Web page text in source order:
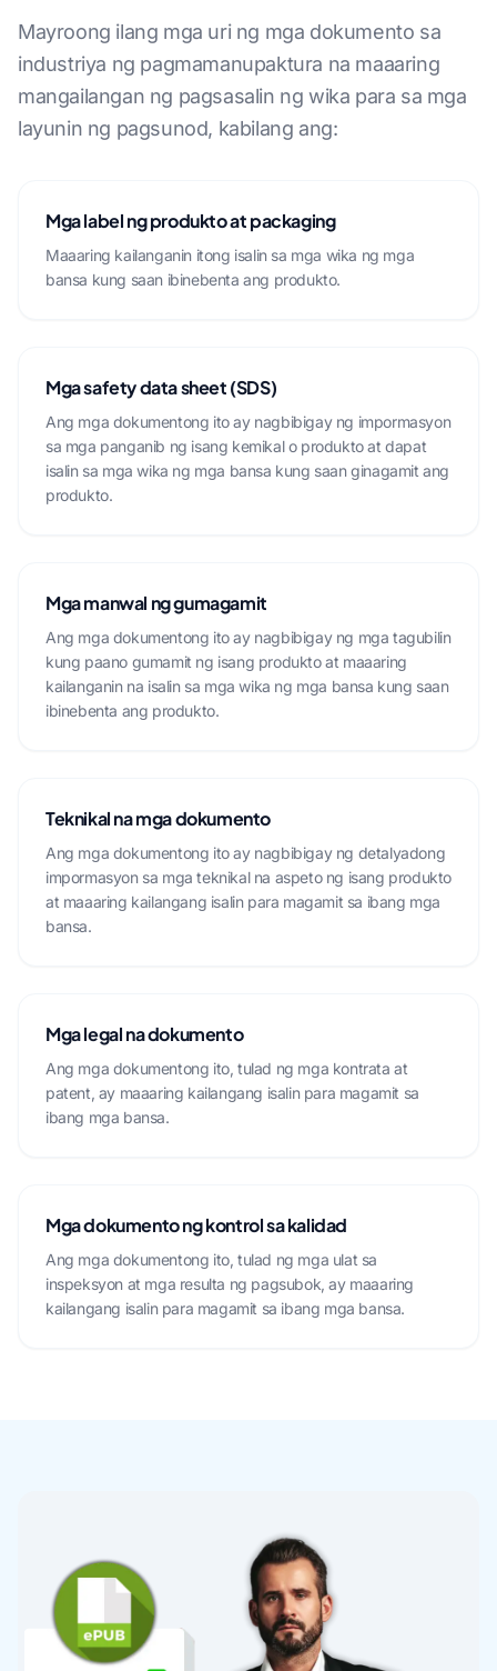
Mayroong ilang mga uri ng mga dokumento sa
industriya ng pagmamanupaktura na maaaring
mangailangan ng pagsasalin ng wika para sa mga
layunin ng pagsunod, kabilang ang:
Mga label ng produkto at packaging
Maaaring kailanganin itong isalin sa mga wika ng mga
bansa kung saan ibinebenta ang produkto.
Mga safety data sheet (SDS)
Ang mga dokumentong ito ay nagbibigay ng impormasyon
sa mga panganib ng isang kemikal o produkto at dapat
isalin sa mga wika ng mga bansa kung saan ginagamit ang
produkto.
Mga manwal ng gumagamit
Ang mga dokumentong ito ay nagbibigay ng mga tagubilin
kung paano gumamit ng isang produkto at maaaring
kailanganin na isalin sa mga wika ng mga bansa kung saan
ibinebenta ang produkto.
Teknikal na mga dokumento
Ang mga dokumentong ito ay nagbibigay ng detalyadong
impormasyon sa mga teknikal na aspeto ng isang produkto
at maaaring kailangang isalin para magamit sa ibang mga
bansa.
Mga legal na dokumento
Ang mga dokumentong ito, tulad ng mga kontrata at
patent, ay maaaring kailangang isalin para magamit sa
ibang mga bansa.
Mga dokumento ng kontrol sa kalidad
Ang mga dokumentong ito, tulad ng mga ulat sa
inspeksyon at mga resulta ng pagsubok, ay maaaring
kailangang isalin para magamit sa ibang mga bansa.